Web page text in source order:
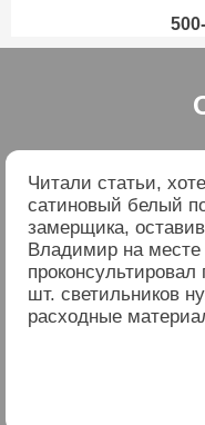
Читали статьи,
сатиновый белый
замерщика,
Владимир на
проконсультировал
шт. светильников
расходные
составил договор
предоплатой. С